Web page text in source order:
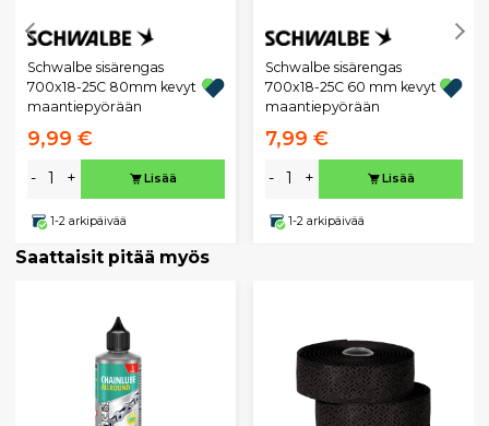
Schwalbe sisärengas
700x18-25C 80mm kevyt
maantiepyörään
9,99 €
- + Lisää
1-2 arkipäivää
Schwalbe sisärengas
700x18-25C 60 mm kevyt
maantiepyörään
7,99 €
- + Lisää
1-2 arkipäivää
Saattaisit pitää myös